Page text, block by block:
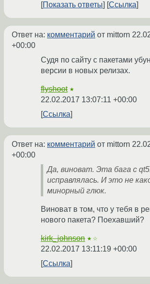
Показать ответы Ссылка
Ответ на: комментарий от mittorn
+00:00
Судя по сайту с пакетами
версии в новых релизах.
flyshoot ★
22.02.2017 13:07:11 +00:00
Ссылка
Ответ на: комментарий от mittorn
+00:00
Да, виноват. Эта бага с
исправлялась. И это не
минорный глюк.
Виноват в том, что у тебя в
нового пакета? Поехавший?
kirk_johnson ★☆
22.02.2017 13:11:19 +00:00
Ссылка